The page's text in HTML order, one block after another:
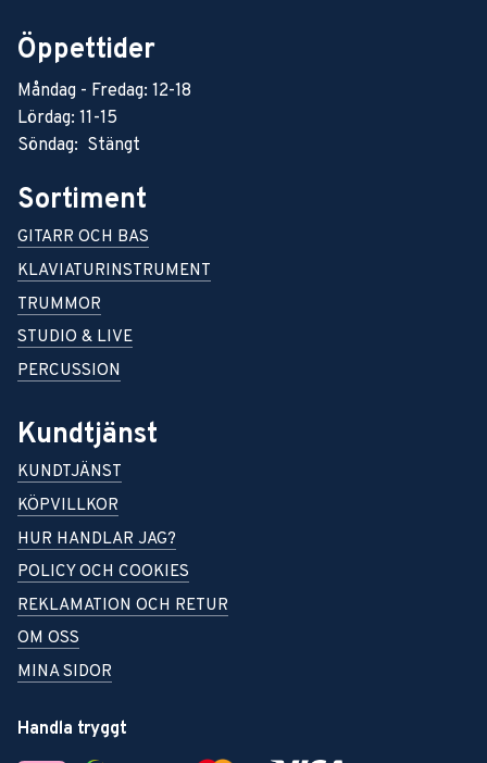
Öppettider
Måndag - Fredag: 12-18
Lördag: 11-15
Söndag: Stängt
Sortiment
GITARR OCH BAS
KLAVIATURINSTRUMENT
TRUMMOR
STUDIO & LIVE
PERCUSSION
Kundtjänst
KUNDTJÄNST
KÖPVILLKOR
HUR HANDLAR JAG?
POLICY OCH COOKIES
REKLAMATION OCH RETUR
OM OSS
MINA SIDOR
Handla tryggt